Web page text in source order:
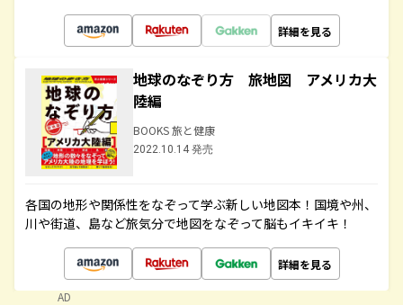
詳細を見る
地球のなぞり方 旅地図 アメリカ大
陸編
BOOKS 旅と健康
2022.10.14 発売
各国の地形や関係性をなぞって学ぶ新しい地図本！国境や州、
川や街道、島など旅気分で地図をなぞって脳もイキイキ！
詳細を見る
AD